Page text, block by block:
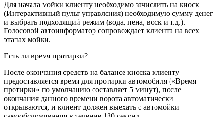
Для начала мойки клиенту необходимо зачислить на киоск
(Интерактивный пульт управления) необходимую сумму денег
и выбрать подходящий режим (вода, пена, воск и т.д.).
Голосовой автоинформатор сопровождает клиента на всех
этапах мойки.
Есть ли время протирки?
После окончания средств на балансе киоска клиенту
предоставляется время для протирки автомобиля («Время
протирки» по умолчанию составляет 5 минут), после
окончания данного времени ворота автоматически
открываются, и клиент должен выехать с автомойки